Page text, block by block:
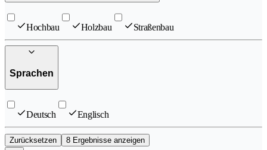
Hochbau Holzbau Straßenbau
Sprachen
Deutsch Englisch
Zurücksetzen 8 Ergebnisse anzeigen